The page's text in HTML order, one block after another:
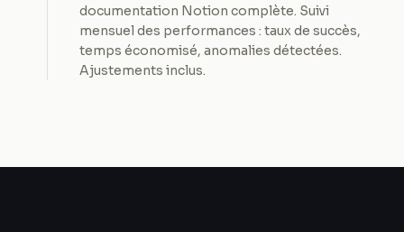
documentation Notion complète. Suivi
mensuel des performances : taux de succès,
temps économisé, anomalies détectées.
Ajustements inclus.